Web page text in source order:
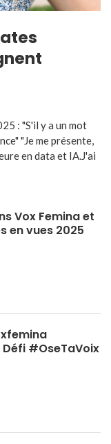
: "S'il y a un mot
"Je me présente,
en data et IA.J'ai
Vox Femina et
en vues 2025
#OseTaVoix